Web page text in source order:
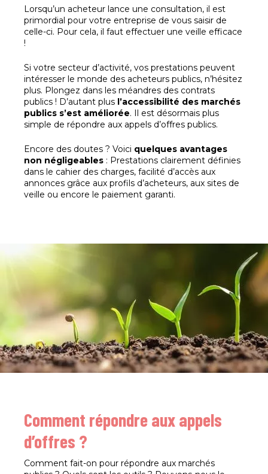
Lorsqu’un acheteur lance une consultation, il est
primordial pour votre entreprise de vous saisir de
celle-ci. Pour cela, il faut effectuer une veille efficace
!
Si votre secteur d’activité, vos prestations peuvent
intéresser le monde des acheteurs publics, n’hésitez
plus. Plongez dans les méandres des contrats
publics ! D’autant plus l’accessibilité des marchés
publics s’est améliorée. Il est désormais plus
simple de répondre aux appels d’offres publics.
Encore des doutes ? Voici quelques avantages
non négligeables : Prestations clairement définies
dans le cahier des charges, facilité d’accès aux
annonces grâce aux profils d’acheteurs, aux sites de
veille ou encore le paiement garanti.
Comment répondre aux appels
d’offres ?
Comment fait-on pour répondre aux marchés